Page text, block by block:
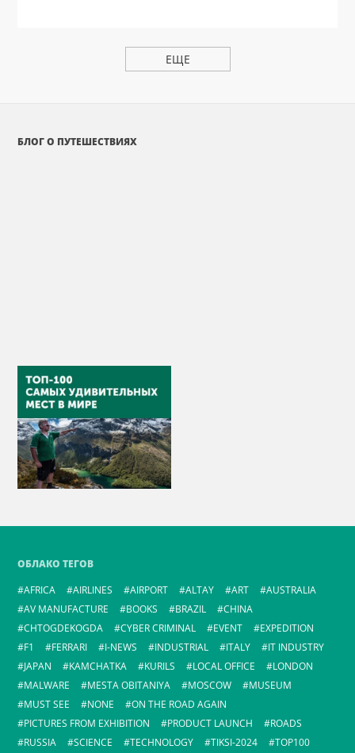
ЕЩЕ
БЛОГ О ПУТЕШЕСТВИЯХ
ОБЛАКО ТЕГОВ
AFRICA
AIRLINES AIRPORT ALTAY ART
AUSTRALIA
AV MANUFACTURE
BOOKS BRAZIL
CHINA
CHTOGDEKOGDA
CYBER CRIMINAL EVENT
EXPEDITION
F1
FERRARI I-NEWS INDUSTRIAL ITALY
IT INDUSTRY
JAPAN
KAMCHATKA KURILS LOCAL OFFICE
LONDON
MALWARE
MESTA OBITANIYA MOSCOW
MUSEUM
MUST SEE
NONE
ON THE ROAD AGAIN
PICTURES FROM EXHIBITION
PRODUCT LAUNCH
ROADS
RUSSIA
SCIENCE TECHNOLOGY TIKSI-2024
TOP100